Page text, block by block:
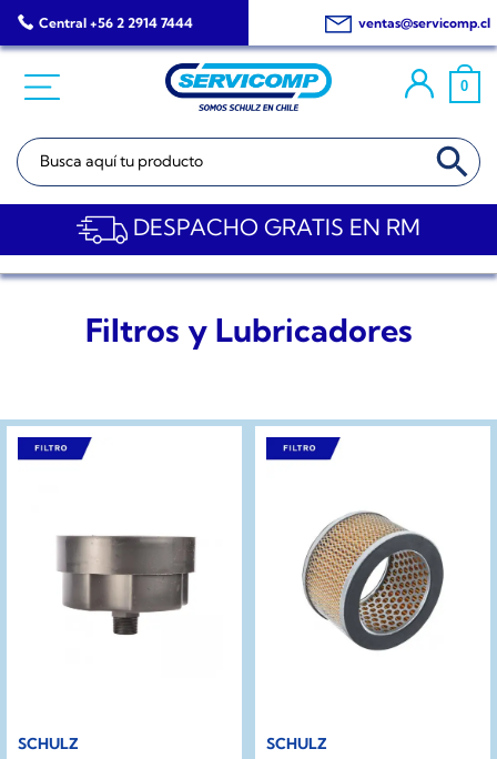
Saltar
al
Central +56 2 2914 7444 ventas@servicomp.cl
0
Buscar: BOTÓN DE
DESPACHO GRATIS EN RM
Filtros y Lubricadores
SCHULZ SCHULZ